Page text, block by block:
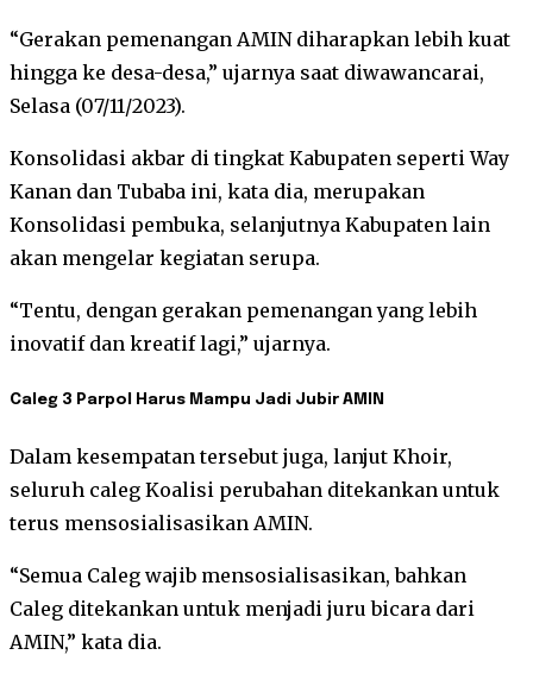
“Gerakan pemenangan AMIN diharapkan lebih kuat
hingga ke desa-desa,” ujarnya saat diwawancarai,
Selasa (07/11/2023).
Konsolidasi akbar di tingkat Kabupaten seperti Way
Kanan dan Tubaba ini, kata dia, merupakan
Konsolidasi pembuka, selanjutnya Kabupaten lain
akan mengelar kegiatan serupa.
“Tentu, dengan gerakan pemenangan yang lebih
inovatif dan kreatif lagi,” ujarnya.
Caleg 3 Parpol Harus Mampu Jadi Jubir AMIN
Dalam kesempatan tersebut juga, lanjut Khoir,
seluruh caleg Koalisi perubahan ditekankan untuk
terus mensosialisasikan AMIN.
“Semua Caleg wajib mensosialisasikan, bahkan
Caleg ditekankan untuk menjadi juru bicara dari
AMIN,” kata dia.